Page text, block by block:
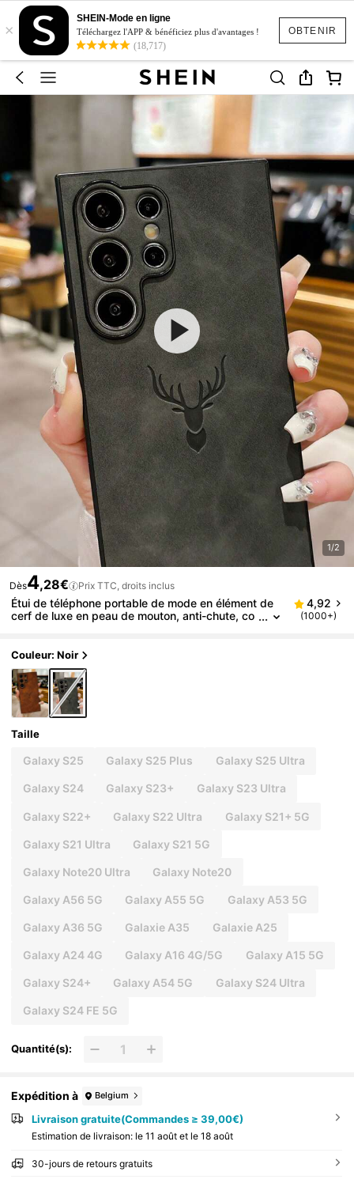
OBTENIR
×
SHEIN-Mode en ligne
Téléchargez l'APP & bénéficiez plus d'avantages !
(18,717)
1/2
Dès4,28€ Prix TTC, droits inclus
Étui de téléphone portable de mode en élément de
cerf de luxe en peau de mouton, anti-chute, co
internationale, pas la version domestique
4,92
(1000+)
Couleur: Noir
Taille
Galaxy S25 Galaxy S25 Plus Galaxy S25 Ultra
Galaxy S24 Galaxy S23+ Galaxy S23 Ultra
Galaxy S22+ Galaxy S22 Ultra Galaxy S21+ 5G
Galaxy S21 Ultra Galaxy S21 5G
Galaxy Note20 Ultra Galaxy Note20
Galaxy A56 5G Galaxy A55 5G Galaxy A53 5G
Galaxy A36 5G Galaxie A35 Galaxie A25
Galaxy A24 4G Galaxy A16 4G/5G Galaxy A15 5G
Galaxy S24+ Galaxy A54 5G Galaxy S24 Ultra
Galaxy S24 FE 5G
Quantité(s):
Expédition à Belgium
Livraison gratuite(Commandes ≥ 39,00€)
Estimation de livraison: le 11 août et le 18 août
30-jours de retours gratuits